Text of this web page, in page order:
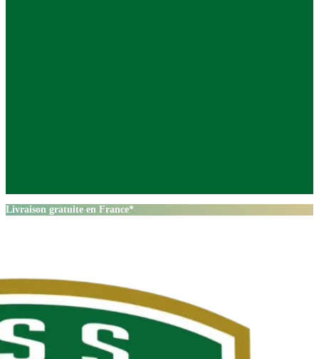
Livraison gratuite en France*